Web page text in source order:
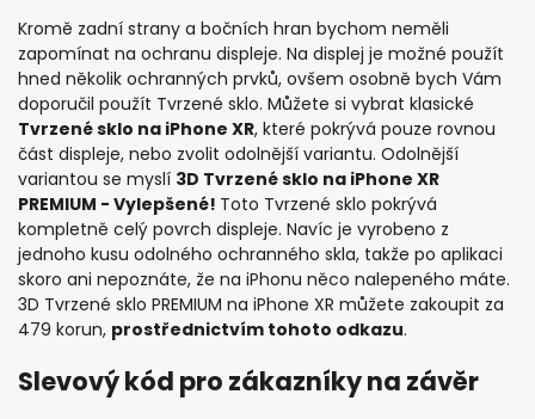
Kromě zadní strany a bočních hran bychom neměli
zapomínat na ochranu displeje. Na displej je možné použít
hned několik ochranných prvků, ovšem osobně bych Vám
doporučil použít Tvrzené sklo. Můžete si vybrat klasické
Tvrzené sklo na iPhone XR, které pokrývá pouze rovnou
část displeje, nebo zvolit odolnější variantu. Odolnější
variantou se myslí 3D Tvrzené sklo na iPhone XR
PREMIUM - Vylepšené! Toto Tvrzené sklo pokrývá
kompletně celý povrch displeje. Navíc je vyrobeno z
jednoho kusu odolného ochranného skla, takže po aplikaci
skoro ani nepoznáte, že na iPhonu něco nalepeného máte.
3D Tvrzené sklo PREMIUM na iPhone XR můžete zakoupit za
479 korun, prostřednictvím tohoto odkazu.
Slevový kód pro zákazníky na závěr